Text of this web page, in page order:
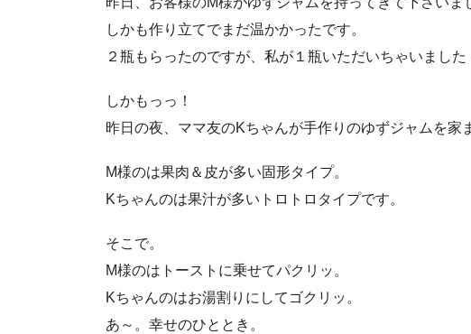
しかも作り立てでまだ温かかったです。
２瓶もらったのですが、私が１瓶いただいちゃいました
しかもっっ！
昨日の夜、ママ友のKちゃんが手作りのゆずジャムを家
M様のは果肉＆皮が多い固形タイプ。
Kちゃんのは果汁が多いトロトロタイプです。
そこで。
M様のはトーストに乗せてパクリッ。
Kちゃんのはお湯割りにしてゴクリッ。
あ～。幸せのひととき。